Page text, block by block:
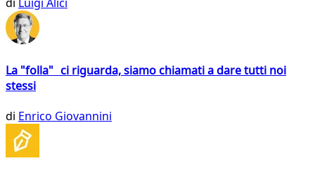
La "folla" ci riguarda, siamo chiamati a dare tutti noi
stessi
di Enrico Giovannini